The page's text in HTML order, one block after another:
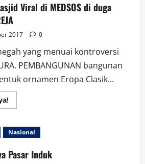
Viral di MEDSOS di duga
2017 0
yang menuai kontroversi
PEMBANGUNAN bangunan
ornamen Eropa Clasik...
Read
more
Mirip
Masjid
di
MEDSOS
Nasional
Pasar Induk